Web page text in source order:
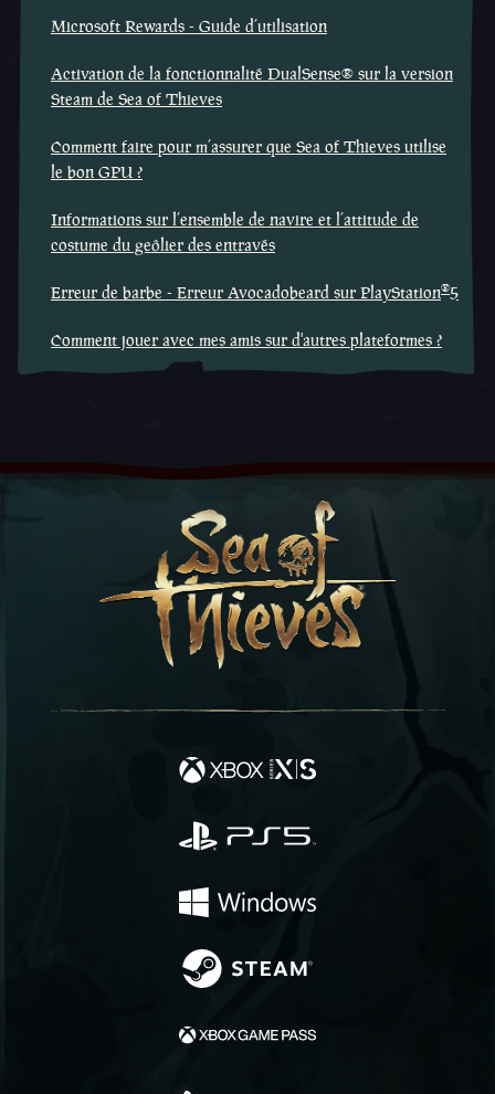
Microsoft Rewards - Guide d’utilisation
Activation de la fonctionnalité DualSense® sur la version
Steam de Sea of Thieves
Comment faire pour m’assurer que Sea of Thieves utilise
le bon GPU ?
Informations sur l’ensemble de navire et l’attitude de
costume du geôlier des entravés
Erreur de barbe - Erreur Avocadobeard sur PlayStation®5
Comment jouer avec mes amis sur d'autres plateformes ?